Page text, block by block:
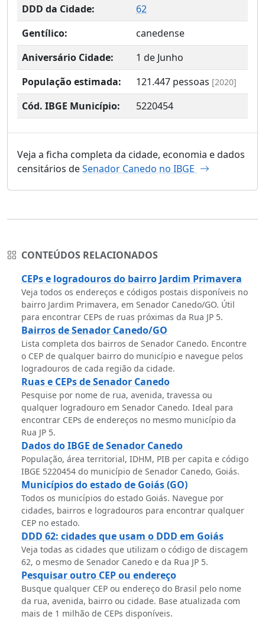
DDD da Cidade:
62
Gentílico:
canedense
Aniversário Cidade:
1 de Junho
População estimada:
121.447 pessoas [2020]
Cód. IBGE Município: 5220454
Veja a ficha completa da cidade, economia e dados
censitários deSenador Canedo no IBGE
CONTEÚDOS RELACIONADOS
CEPs e logradouros do bairro Jardim Primavera
Veja todos os endereços e códigos postais disponíveis no
bairro Jardim Primavera, em Senador Canedo/GO. Útil
para encontrar CEPs de ruas próximas da Rua JP 5.
Bairros de Senador Canedo/GO
Lista completa dos bairros de Senador Canedo. Encontre
o CEP de qualquer bairro do município e navegue pelos
logradouros de cada região da cidade.
Ruas e CEPs de Senador Canedo
Pesquise por nome de rua, avenida, travessa ou
qualquer logradouro em Senador Canedo. Ideal para
encontrar CEPs de endereços no mesmo município da
Rua JP 5.
Dados do IBGE de Senador Canedo
População, área territorial, IDHM, PIB per capita e código
IBGE 5220454 do município de Senador Canedo, Goiás.
Municípios do estado de Goiás (GO)
Todos os municípios do estado Goiás. Navegue por
cidades, bairros e logradouros para encontrar qualquer
CEP no estado.
DDD 62: cidades que usam o DDD em Goiás
Veja todas as cidades que utilizam o código de discagem
62, o mesmo de Senador Canedo e da Rua JP 5.
Pesquisar outro CEP ou endereço
Busque qualquer CEP ou endereço do Brasil pelo nome
da rua, avenida, bairro ou cidade. Base atualizada com
mais de 1 milhão de CEPs disponíveis.